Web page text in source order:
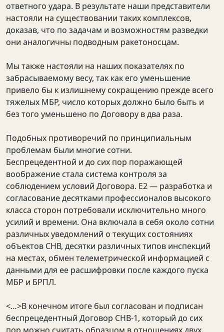
ответного удара. В результате наши представители
настояли на существовании таких комплексов,
доказав, что по задачам и возможностям разведки
они аналогичны подводным ракетоносцам.
Мы также настояли на наших показателях по
забрасываемому весу, так как его уменьшение
привело бы к излишнему сокращению прежде всего
тяжелых МБР, число которых должно было быть и
без того уменьшено по Договору в два раза.
Подобных противоречий по принципиальным
проблемам были многие сотни.
Беспрецедентной и до сих пор поражающей
воображение стала система контроля за
соблюдением условий Договора. Е2 — разработка и
согласование десятками профессионалов высокого
класса сторон потребовали исключительно много
усилий и времени. Она включала в себя около сотни
различных уведомлений о текущих состояниях
объектов СНВ, десятки различных типов инспекций
на местах, обмен телеметрической информацией с
данными для ее расшифровки после каждого пуска
МБР и БРПЛ.
<…>В конечном итоге был согласован и подписан
беспрецедентный Договор СНВ-1, который до сих